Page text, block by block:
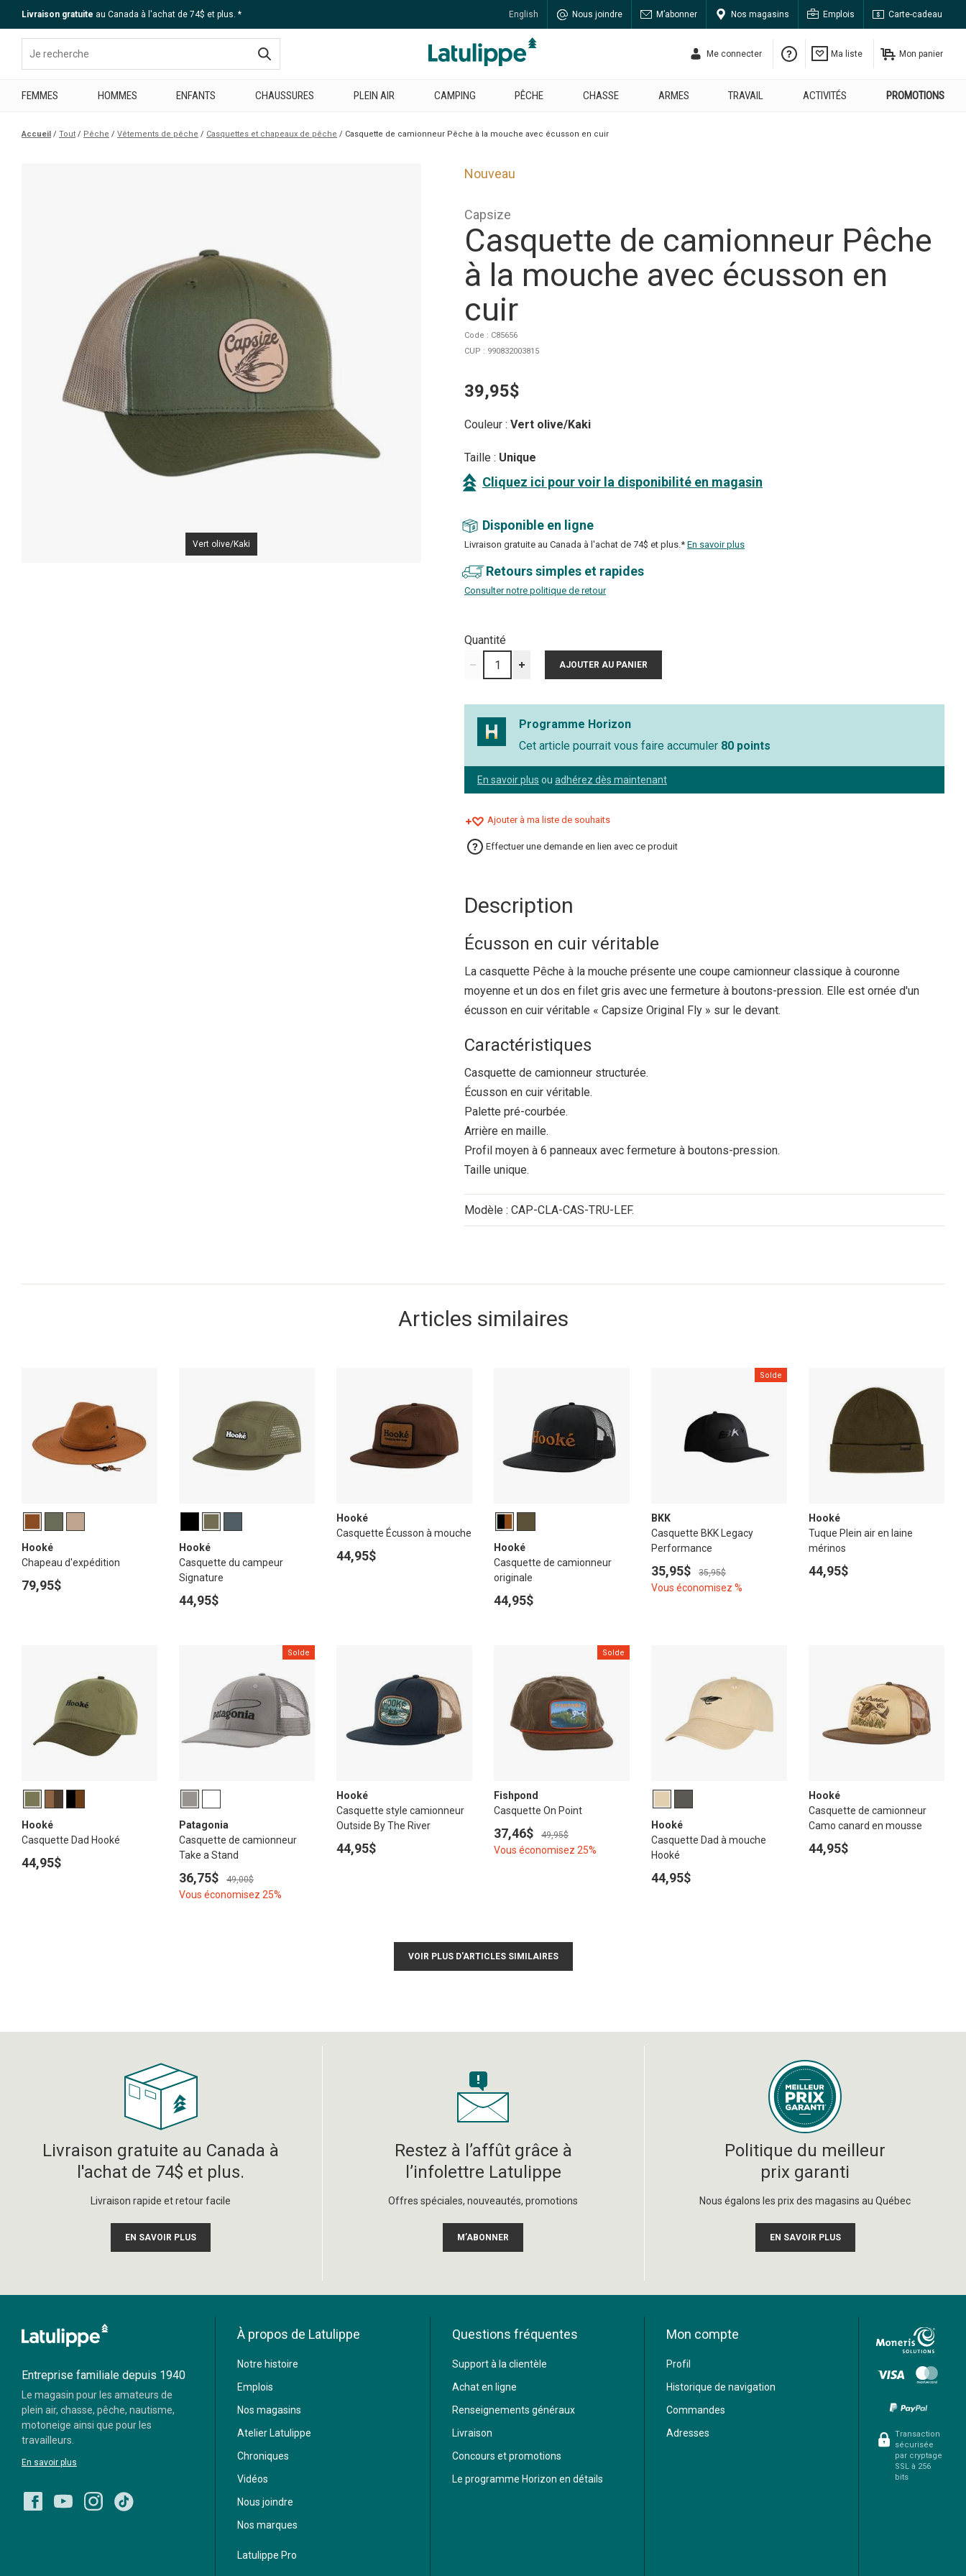
Livraison gratuite au Canada à l'achat de 74$ et plus. * English Nous joindre M’abonner Nos magasins Emplois Carte-cadeau
Me connecter
Aide Ma liste Mon panier
FEMMES HOMMES ENFANTS CHAUSSURES PLEIN AIR CAMPING PÊCHE CHASSE ARMES TRAVAIL ACTIVITÉS PROMOTIONS
Accueil Tout Pêche Vêtements de pêche Casquettes et chapeaux de pêche Casquette de camionneur Pêche à la mouche avec écusson en cuir
Vert olive/Kaki
Nouveau
Capsize
Casquette de camionneur Pêche
à la mouche avec écusson en
cuir
Code : C85656
CUP : 990832003815
39,95$
Couleur : Vert olive/Kaki
Taille : Unique
Cliquez ici pour voir la disponibilité en magasin
Disponible en ligne
Livraison gratuite au Canada à l'achat de 74$ et plus.* En savoir plus
Retours simples et rapides
Consulter notre politique de retour
Quantité
Programme Horizon
Cet article pourrait vous faire accumuler 80 points
En savoir plus ou adhérez dès maintenant
Ajouter à ma liste de souhaits
Effectuer une demande en lien avec ce produit
Description
Écusson en cuir véritable
La casquette Pêche à la mouche présente une coupe camionneur classique à couronne
moyenne et un dos en filet gris avec une fermeture à boutons-pression. Elle est ornée d'un
écusson en cuir véritable « Capsize Original Fly » sur le devant.
Caractéristiques
Casquette de camionneur structurée.
Écusson en cuir véritable.
Palette pré-courbée.
Arrière en maille.
Profil moyen à 6 panneaux avec fermeture à boutons-pression.
Taille unique.
Modèle : CAP-CLA-CAS-TRU-LEF.
Articles similaires
Hooké
Chapeau d'expédition
79,95$
Hooké
Casquette du campeur
Signature
44,95$
Hooké
Casquette Écusson à mouche
44,95$
Hooké
Casquette de camionneur
originale
44,95$
Solde
BKK
Casquette BKK Legacy
Performance
35,95$ 35,95$
Vous économisez %
Hooké
Tuque Plein air en laine
mérinos
44,95$
Hooké
Casquette Dad Hooké
44,95$
Solde
Patagonia
Casquette de camionneur
Take a Stand
36,75$ 49,00$
Vous économisez 25%
Hooké
Casquette style camionneur
Outside By The River
44,95$
Solde
Fishpond
Casquette On Point
37,46$ 49,95$
Vous économisez 25%
Hooké
Casquette Dad à mouche
Hooké
44,95$
Hooké
Casquette de camionneur
Camo canard en mousse
44,95$
VOIR PLUS D'ARTICLES SIMILAIRES
Livraison gratuite au Canada à
l'achat de 74$ et plus.
Livraison rapide et retour facile
EN SAVOIR PLUS
Restez à l’affût grâce à
l’infolettre Latulippe
Offres spéciales, nouveautés, promotions
M’ABONNER
Politique du meilleur
prix garanti
Nous égalons les prix des magasins au Québec
EN SAVOIR PLUS
Visa Mastercard
Transaction
sécurisée
par cryptage
SSL à 256
bits
Entreprise familiale depuis 1940
Le magasin pour les amateurs de
plein air, chasse, pêche, nautisme,
motoneige ainsi que pour les
travailleurs.
En savoir plus
À propos de Latulippe
Notre histoire
Emplois
Nos magasins
Atelier Latulippe
Chroniques
Vidéos
Nous joindre
Nos marques
Latulippe Pro
Questions fréquentes
Support à la clientèle
Achat en ligne
Renseignements généraux
Livraison
Concours et promotions
Le programme Horizon en détails
Mon compte
Profil
Historique de navigation
Commandes
Adresses